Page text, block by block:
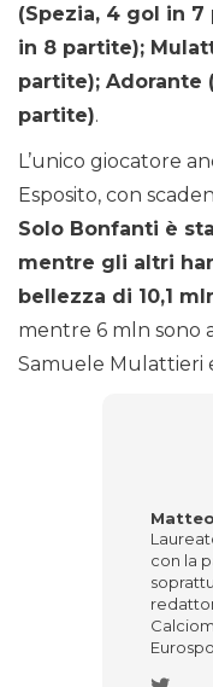
(Spezia, 4 gol in
in 8 partite);
partite); Adorante
partite).
L’unico giocatore
Esposito, con
Solo Bonfanti è
mentre gli altri
bellezza di 10,1
mentre 6 mln sono
Samuele Mulattieri
con la